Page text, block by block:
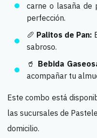
carne o lasaña de
perfección.
🥖 Palitos de Pan:
sabroso.
🥤 Bebida
acompañar tu
Este combo está
las sucursales de
domicilio.